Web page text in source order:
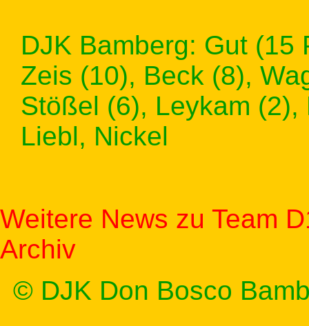
DJK Bamberg: Gut (15
Zeis (10), Beck (8),
Stößel (6), Leykam
Liebl, Nickel
Weitere News zu Team
Archiv
© DJK Don Bosco